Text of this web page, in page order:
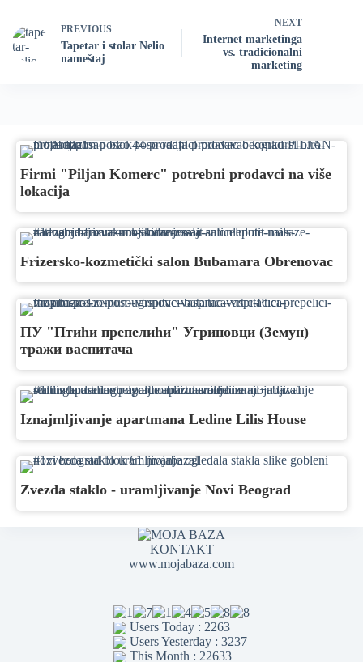
PREVIOUS
Tapetar i stolar Nelio
nameštaj
NEXT
Internet marketinga
vs. tradicionalni
marketing
Firmi "Piljan Komerc" potrebni prodavci na više
lokacija
Frizersko-kozmetički salon Bubamara Obrenovac
ПУ "Птићи препелићи" Угриновци (Земун)
тражи васпитача
Iznajmljivanje apartmana Ledine Lilis House
Zvezda staklo - uramljivanje Novi Beograd
KONTAKT
www.mojabaza.com
Users Today : 2263
Users Yesterday : 3237
This Month : 22633